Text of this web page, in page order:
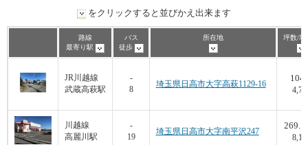
をクリックすると並びかえ出来ます
路線
最寄り駅
バス
徒歩
所在地 坪数/坪
JR川越線
武蔵高萩駅
-
8
埼玉県日高市大字高萩1129-16
104
川越線
高麗川駅
-
19
埼玉県日高市大字南平沢247